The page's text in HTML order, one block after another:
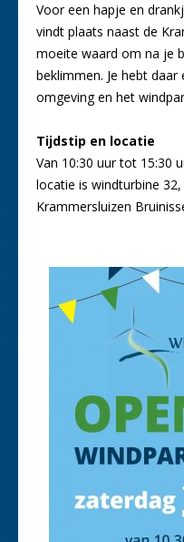
Voor een hapje en
vindt plaats naast de
moeite waard om na je
beklimmen. Je hebt
omgeving en het
Tijdstip en locatie
Van 10:30 uur tot 15:30
locatie is windturbine
Krammersluizen